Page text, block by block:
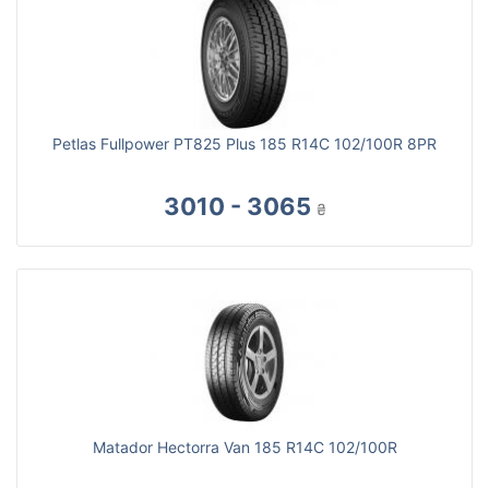
Petlas Fullpower PT825 Plus 185 R14C 102/100R 8PR
3010 - 3065 ₴
Matador Hectorra Van 185 R14C 102/100R